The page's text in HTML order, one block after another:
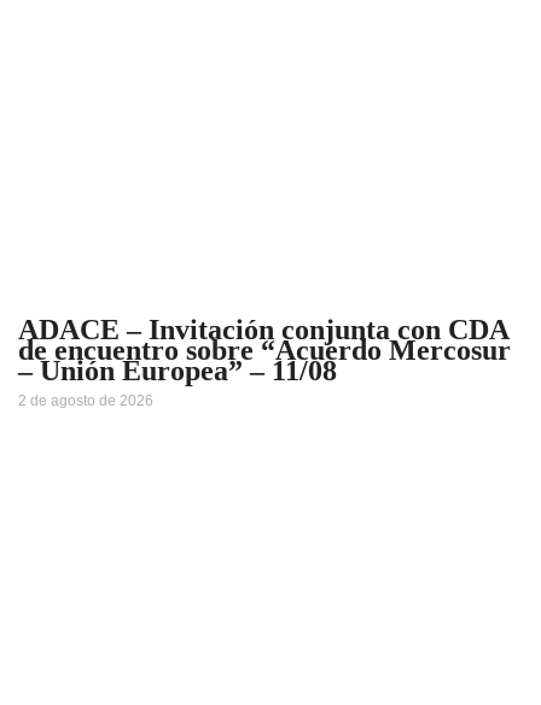
ADACE – Invitación conjunta con CDA
de encuentro sobre “Acuerdo Mercosur
– Unión Europea” – 11/08
2 de agosto de 2026